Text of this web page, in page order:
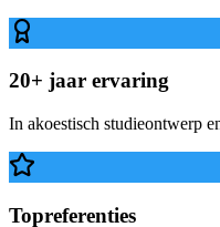
20+ jaar ervaring
In akoestisch studieontwerp
Topreferenties